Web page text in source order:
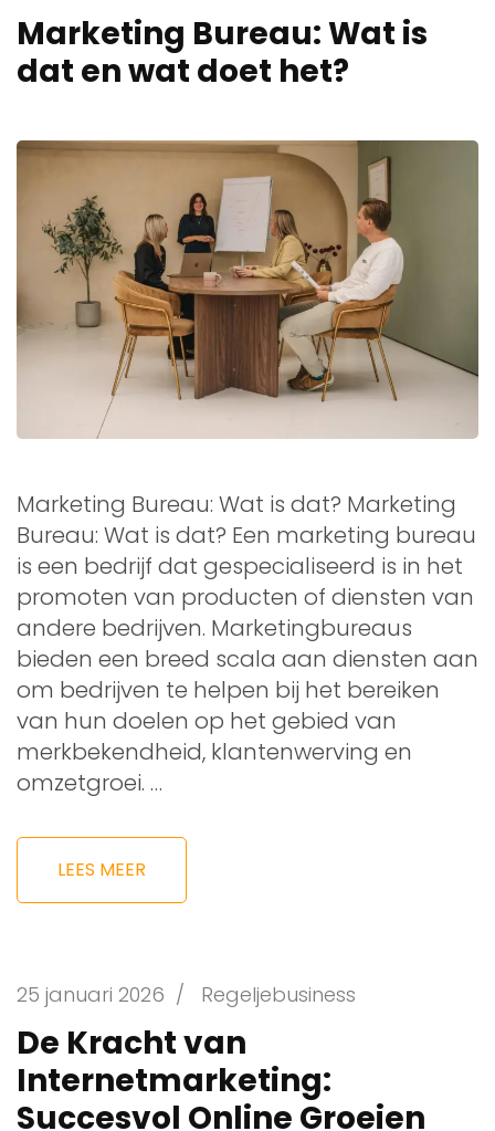
Marketing Bureau: Wat is
dat en wat doet het?
Marketing Bureau: Wat is dat? Marketing
Bureau: Wat is dat? Een marketing bureau
is een bedrijf dat gespecialiseerd is in het
promoten van producten of diensten van
andere bedrijven. Marketingbureaus
bieden een breed scala aan diensten aan
om bedrijven te helpen bij het bereiken
van hun doelen op het gebied van
merkbekendheid, klantenwerving en
omzetgroei. …
LEES MEER
25 januari 2026 / Regeljebusiness
De Kracht van
Internetmarketing:
Succesvol Online Groeien